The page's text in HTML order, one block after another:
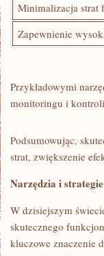
Minimalizacja strat
Zapewnienie
Przykładowymi
monitoringu i
Podsumowując,
strat, ⁢zwiększenie
Narzędzia ⁤i
W dzisiejszym
skutecznego
⁣kluczowe znaczenie